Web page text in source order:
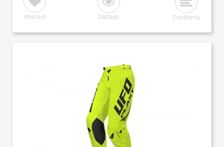
Wishlist Dettagli Confronta